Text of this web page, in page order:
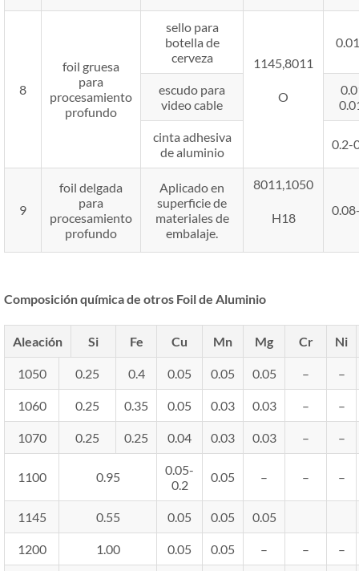
8
foil gruesa
para
procesamiento
profundo
sello para
botella de
cerveza
1145,8011
O
escudo para
video cable
cinta adhesiva
de aluminio
0.2-
9
foil delgada
para
procesamiento
profundo
Aplicado en
superficie de
materiales de
embalaje.
8011,1050
H18
Composición química de otros Foil de Aluminio
Aleación Si Fe Cu Mn Mg Cr Ni
1050 0.25 0.4 0.05 0.05 0.05 – –
1060 0.25 0.35 0.05 0.03 0.03 – –
1070 0.25 0.25 0.04 0.03 0.03 – –
1100 0.95
0.05-
0.2
0.05 – – –
1145 0.55 0.05 0.05 0.05
1200 1.00 0.05 0.05 – – –